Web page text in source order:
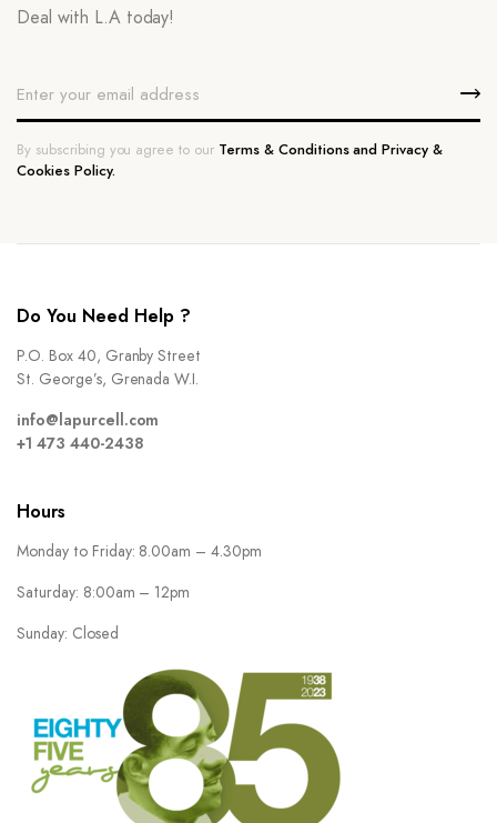
Deal with L.A today!
By subscribing you agree to our Terms & Conditions and Privacy &
Cookies Policy.
Do You Need Help ?
P.O. Box 40, Granby Street
St. George’s, Grenada W.I.
info@lapurcell.com
+1 473 440-2438
Hours
Monday to Friday: 8.00am – 4.30pm
Saturday: 8:00am – 12pm
Sunday: Closed